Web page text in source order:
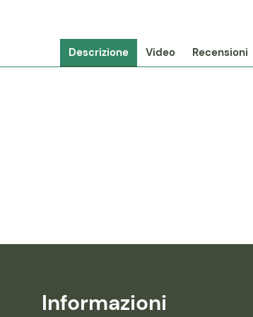
Descrizione Video Recensioni
Informazioni